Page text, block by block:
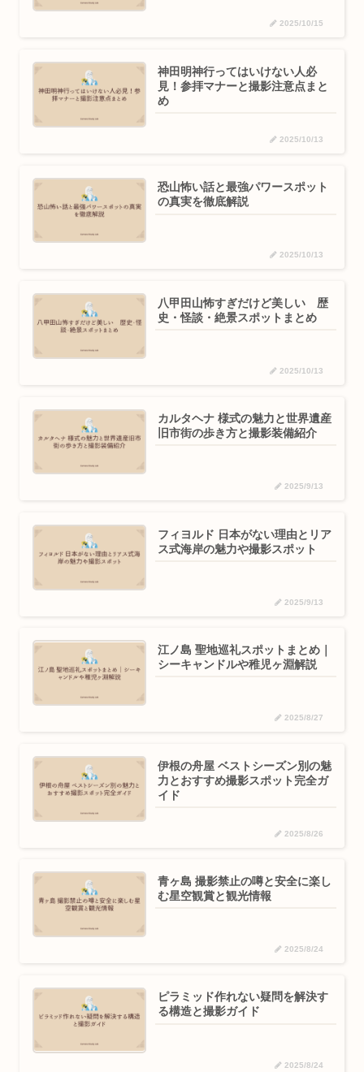
2025/10/15
神田明神行ってはいけない人必
見！参拝マナーと撮影注意点まと
め
2025/10/13
恐山怖い話と最強パワースポット
の真実を徹底解説
2025/10/13
八甲田山怖すぎだけど美しい 歴
史・怪談・絶景スポットまとめ
2025/10/13
カルタヘナ 様式の魅力と世界遺産
旧市街の歩き方と撮影装備紹介
2025/9/13
フィヨルド 日本がない理由とリア
ス式海岸の魅力や撮影スポット
2025/9/13
江ノ島 聖地巡礼スポットまとめ｜
シーキャンドルや稚児ヶ淵解説
2025/8/27
伊根の舟屋 ベストシーズン別の魅
力とおすすめ撮影スポット完全ガ
イド
2025/8/26
青ヶ島 撮影禁止の噂と安全に楽し
む星空観賞と観光情報
2025/8/24
ピラミッド作れない疑問を解決す
る構造と撮影ガイド
2025/8/24